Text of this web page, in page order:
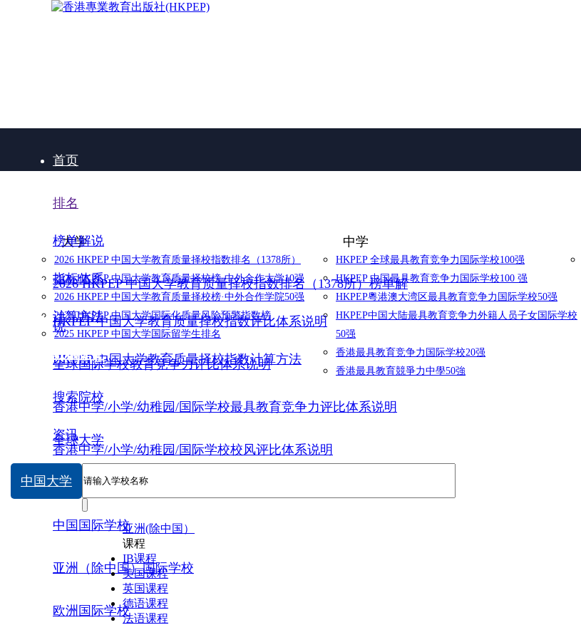
首页
排名
大学
2026 HKPEP 中国大学教育质量择校指数排名（1378所）
2026 HKPEP 中国大学教育质量择校榜·中外合作大学10强
2026 HKPEP 中国大学教育质量择校榜·中外合作学院50强
2025 HKPEP 中国大学国际化质量风险预警指数榜
2025 HKPEP 中国大学国际留学生排名
中学
HKPEP 全球最具教育竞争力国际学校100强
HKPEP 中国最具教育竞争力国际学校100 强
HKPEP粵港澳大湾区最具教育竞争力国际学校50强
HKPEP中国大陆最具教育竞争力外籍人员子女国际学校
50强
香港最具教育竞争力国际学校20强
香港最具教育競爭力中學50強
榜单解说
2026 HKPEP 中国大学教育质量择校指数排名（1378所）榜单解
说
指标体系
HKPEP 中国大学教育质量择校指数评比体系说明
全球国际学校教育竞争力评比体系说明
香港中学/小学/幼稚园/国际学校最具教育竞争力评比体系说明
香港中学/小学/幼稚园/国际学校校风评比体系说明
计算方法
HKPEP 中国大学教育质量择校指数计算方法
数据提交
搜索院校
全球大学
中国大学
中国国际学校
亚洲（除中国）国际学校
欧洲国际学校
资讯
中国大学
亚洲(除中国）
课程
IB课程
美国课程
英国课程
德语课程
法语课程